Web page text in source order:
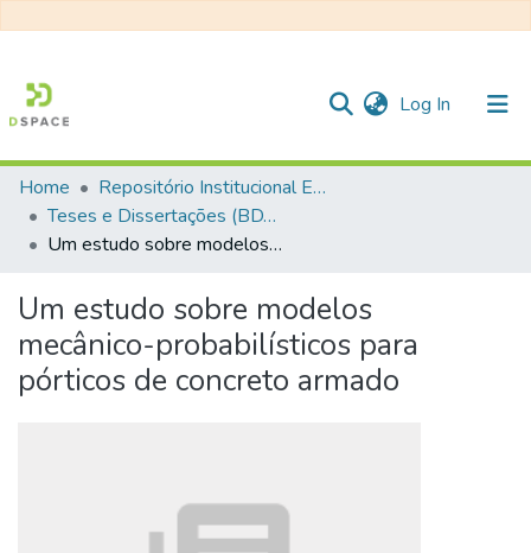
Log In (current)
Communities & Collections
All of DSpace
Statistics
Home
Repositório Institucional EESC
Teses e Dissertações (BDTD USP)
Um estudo sobre modelos mecânico-probabilísticos para pórticos de concreto armado
Um estudo sobre modelos
mecânico-probabilísticos para
pórticos de concreto armado